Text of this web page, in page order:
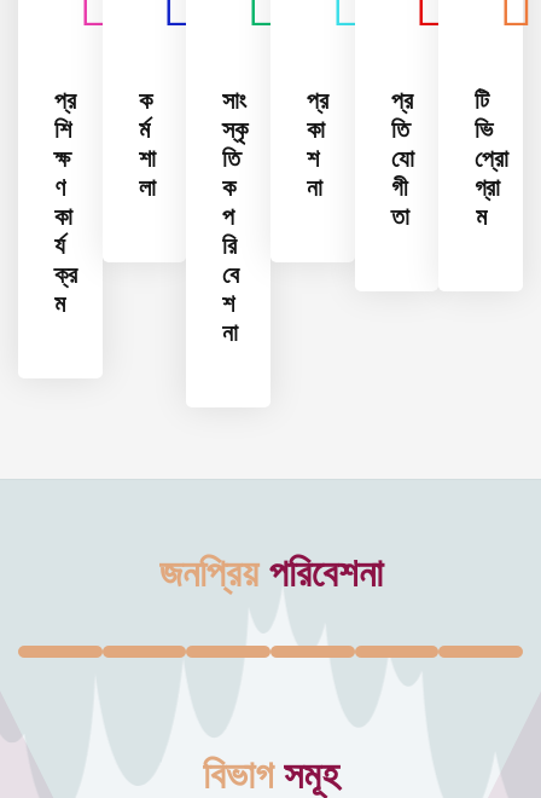
প্র
শি
ক্ষ
ণ
কা
র্য
ক্র
ম
ক
র্ম
শা
লা
সাং
স্কৃ
তি
ক
প
রি
বে
শ
না
প্র
কা
শ
না
প্র
তি
যো
গী
তা
টি
ভি
প্রো
গ্রা
ম
জনপ্রিয় পরিবেশনা
বিভাগ সমূহ